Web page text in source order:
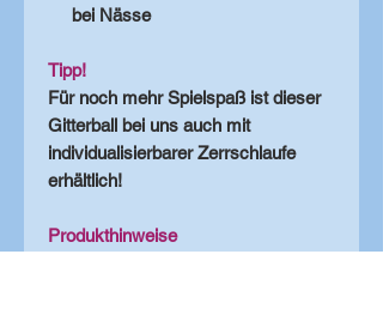
bei Nässe
Tipp!
Für noch mehr Spielspaß ist dieser
Gitterball bei uns auch mit
individualisierbarer Zerrschlaufe
erhältlich!
Produkthinweise